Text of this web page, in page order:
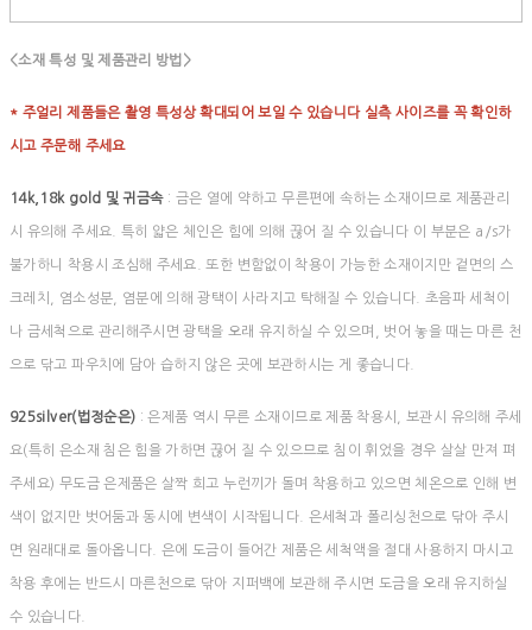
<소재 특성 및 제품관리 방법>
* 주얼리 제품들은 촬영 특성상 확대되어 보일 수 있습니다 실측 사이즈를 꼭 확인하
시고 주문해 주세요
14k,18k gold 및 귀금속: 금은 열에 약하고 무른편에 속하는 소재이므로 제품관리
시 유의해 주세요. 특히 얇은 체인은 힘에 의해 끊어 질 수 있습니다 이 부분은 a/s가
불가하니 착용시 조심해 주세요. 또한 변함없이 착용이 가능한 소재이지만 겉면의 스
크레치, 염소성분, 염분에 의해 광택이 사라지고 탁해질 수 있습니다. 초음파 세척이
나 금세척으로 관리해주시면 광택을 오래 유지하실 수 있으며, 벗어 놓을 때는 마른 천
으로 닦고 파우치에 담아 습하지 않은 곳에 보관하시는 게 좋습니다.
925silver(법정순은) : 은제품 역시 무른 소재이므로 제품 착용시, 보관시 유의해 주세
요(특히 은소재 침은 힘을 가하면 끊어 질 수 있으므로 침이 휘었을 경우 살살 만져 펴
주세요) 무도금 은제품은 살짝 희고 누런끼가 돌며 착용하고 있으면 체온으로 인해 변
색이 없지만 벗어둠과 동시에 변색이 시작됩니다. 은세척과 폴리싱천으로 닦아 주시
면 원래대로 돌아옵니다. 은에 도금이 들어간 제품은 세척액을 절대 사용하지 마시고
착용 후에는 반드시 마른천으로 닦아 지퍼백에 보관해 주시면 도금을 오래 유지하실
수 있습니다.